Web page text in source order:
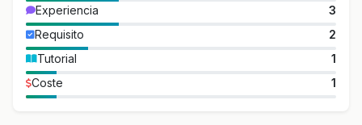
Experiencia
3
Requisito
2
Tutorial
1
Coste
1